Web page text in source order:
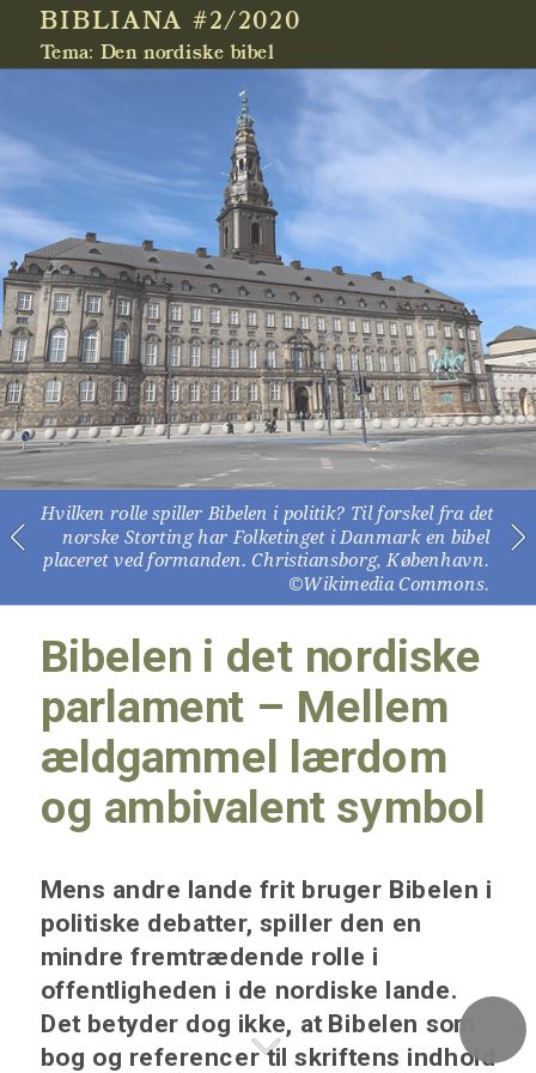
Hvilken rolle spiller Bibelen i politik? Til forskel fra det
norske Storting har Folketinget i Danmark en bibel
placeret ved formanden. Christiansborg, København.
©Wikimedia Commons.
Bibelen i det nordiske
parlament – Mellem
ældgammel lærdom
og ambivalent symbol
Mens andre lande frit bruger Bibelen i
politiske debatter, spiller den en
mindre fremtrædende rolle i
offentligheden i de nordiske lande.
Det betyder dog ikke, at Bibelen som
bog og referencer til skriftens indhold
BIBLIANA #2/2020
Tema: Den nordiske bibel